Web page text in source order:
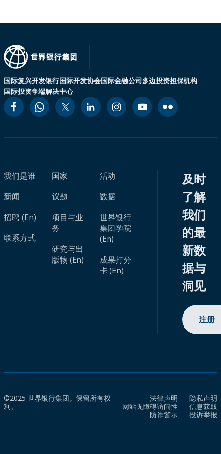
国际复兴开发银行国际开发协会国际金融公司多边投资担保机构
国际投资争端解决中心
我们是谁
新闻
招聘 (En)
联系方式
国家
议题
项目与业
务
研究与出
版物 (En)
活动
数据
世界银行
集团学院
(En)
成果打分
卡 (En)
及时
了解
我们
的最
新数
据与
洞见
注册
©2025 世界银行集团。保留所有权
利。
法律声明
隐私声明
网站无障碍访问性
信息获取
防诈警示
投诉举报